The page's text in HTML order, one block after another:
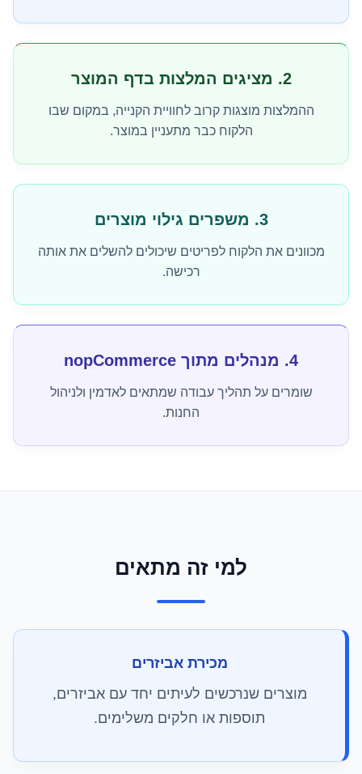
2. מציגים המלצות בדף המוצר
ההמלצות מוצגות קרוב לחוויית הקנייה, במקום שבו
הלקוח כבר מתעניין במוצר.
3. משפרים גילוי מוצרים
מכוונים את הלקוח לפריטים שיכולים להשלים את אותה
רכישה.
4. מנהלים מתוך nopCommerce
שומרים על תהליך עבודה שמתאים לאדמין ולניהול
החנות.
למי זה מתאים
מכירת אביזרים
מוצרים שנרכשים לעיתים יחד עם אביזרים,
תוספות או חלקים משלימים.